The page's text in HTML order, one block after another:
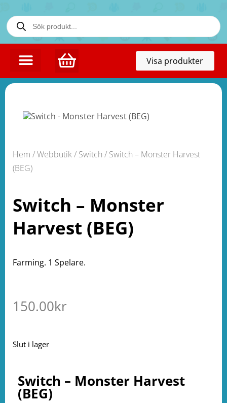
Visa produkter
Hem /Webbutik/ Switch / Switch – Monster Harvest
(BEG)
Switch – Monster
Harvest (BEG)
Farming. 1 Spelare.
150.00kr
Slut i lager
Switch – Monster Harvest
(BEG)